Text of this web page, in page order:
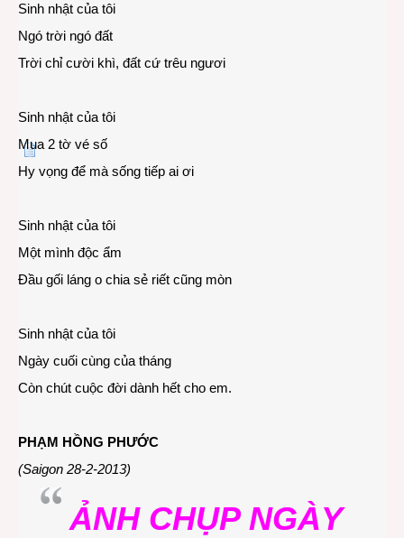
Sinh nhật của tôi
Ngó trời ngó đất
Trời chỉ cười khì, đất cứ trêu ngươi
Sinh nhật của tôi
Mua 2 tờ vé số
Hy vọng để mà sống tiếp ai ơi
Sinh nhật của tôi
Một mình độc ẩm
Đầu gối láng o chia sẻ riết cũng mòn
Sinh nhật của tôi
Ngày cuối cùng của tháng
Còn chút cuộc đời dành hết cho em.
PHẠM HỒNG PHƯỚC
(Saigon 28-2-2013)
ẢNH CHỤP NGÀY